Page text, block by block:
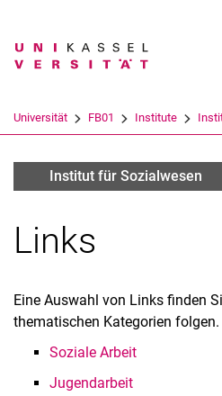
Suchbegriff
Suchen
Universität FB01 Institute
Abteilung 1
Institut für Sozialwesen
Links
Eine Auswahl von Links finden
thematischen Kategorien folgen.
Soziale Arbeit
Jugendarbeit